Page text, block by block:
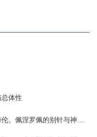
体性
涅罗佩的别针与神秘入侵者